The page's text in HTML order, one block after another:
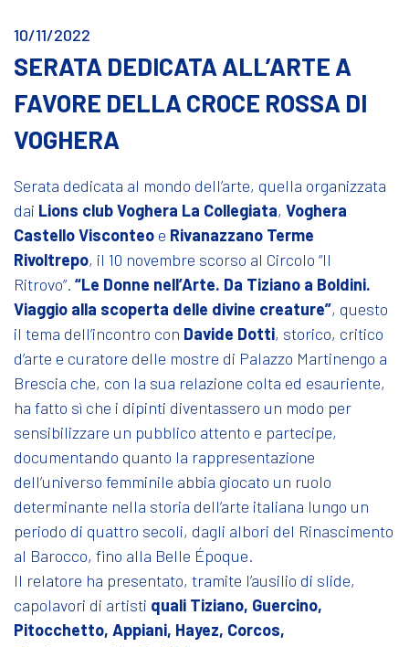
10/11/2022
SERATA DEDICATA ALL’ARTE A
FAVORE DELLA CROCE ROSSA DI
VOGHERA
Serata dedicata al mondo dell’arte, quella organizzata
dai Lions club Voghera La Collegiata, Voghera
Castello Visconteo e Rivanazzano Terme
Rivoltrepo, il 10 novembre scorso al Circolo “Il
Ritrovo”. “Le Donne nell’Arte. Da Tiziano a Boldini.
Viaggio alla scoperta delle divine creature”, questo
il tema dell’incontro con Davide Dotti, storico, critico
d’arte e curatore delle mostre di Palazzo Martinengo a
Brescia che, con la sua relazione colta ed esauriente,
ha fatto sì che i dipinti diventassero un modo per
sensibilizzare un pubblico attento e partecipe,
documentando quanto la rappresentazione
dell’universo femminile abbia giocato un ruolo
determinante nella storia dell’arte italiana lungo un
periodo di quattro secoli, dagli albori del Rinascimento
al Barocco, fino alla Belle Époque.
Il relatore ha presentato, tramite l’ausilio di slide,
capolavori di artisti quali Tiziano, Guercino,
Pitocchetto, Appiani, Hayez, Corcos,